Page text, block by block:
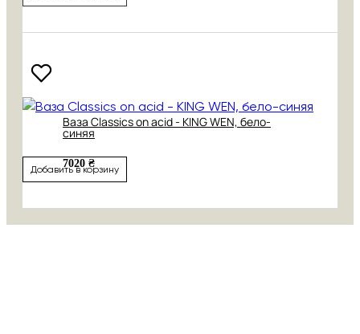
Ваза Classics on acid - KING WEN, бело-
синяя
7020 ₴
Добавить в корзину